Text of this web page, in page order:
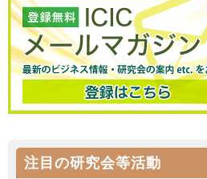
注目の研究会等活動